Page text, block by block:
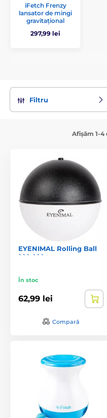
iFetch Frenzy
lansator de mingi
gravitațional
297,99 lei
Filtru
Afișăm 1-
EYENIMAL Rolling Ball
``` ```
În stoc
62,99 lei
Compară